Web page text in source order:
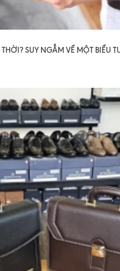
SUY NGẪM VỀ MỘT BIỂU